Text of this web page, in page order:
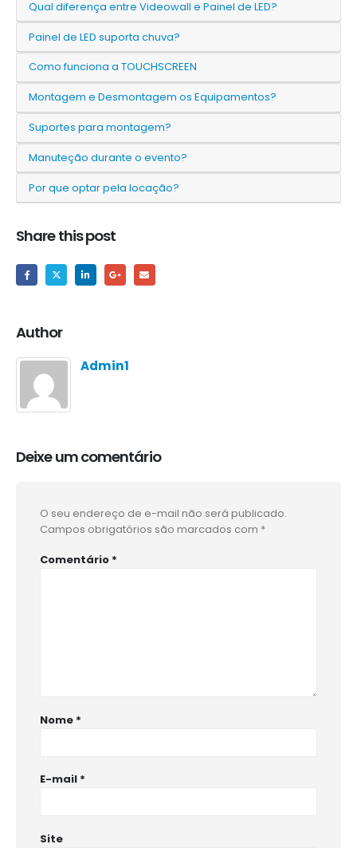
Qual diferença entre Videowall e Painel de LED?
Painel de LED suporta chuva?
Como funciona a TOUCHSCREEN
Montagem e Desmontagem os Equipamentos?
Suportes para montagem?
Manuteção durante o evento?
Por que optar pela locação?
Share this post
Author
Admin1
Deixe um comentário
O seu endereço de e-mail não será publicado.
Campos obrigatórios são marcados com *
Comentário *
Nome *
E-mail *
Site